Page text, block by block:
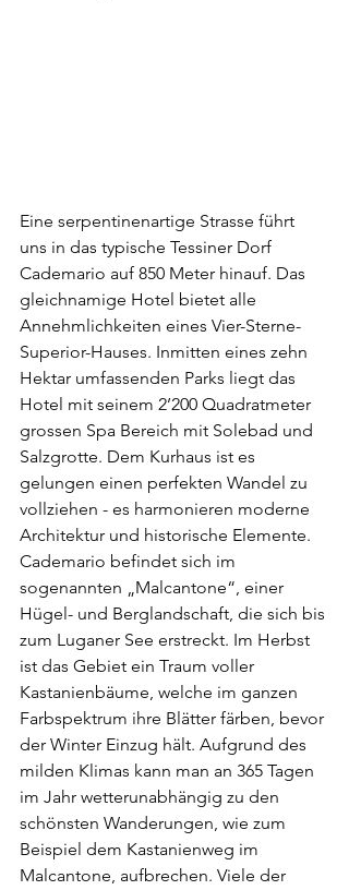
Eine serpentinenartige Strasse führt
uns in das typische Tessiner Dorf
Cademario auf 850 Meter hinauf. Das
gleichnamige Hotel bietet alle
Annehmlichkeiten eines Vier-Sterne-
Superior-Hauses. Inmitten eines zehn
Hektar umfassenden Parks liegt das
Hotel mit seinem 2’200 Quadratmeter
grossen Spa Bereich mit Solebad und
Salzgrotte. Dem Kurhaus ist es
gelungen einen perfekten Wandel zu
vollziehen - es harmonieren moderne
Architektur und historische Elemente.
Cademario befindet sich im
sogenannten „Malcantone“, einer
Hügel- und Berglandschaft, die sich bis
zum Luganer See erstreckt. Im Herbst
ist das Gebiet ein Traum voller
Kastanienbäume, welche im ganzen
Farbspektrum ihre Blätter färben, bevor
der Winter Einzug hält. Aufgrund des
milden Klimas kann man an 365 Tagen
im Jahr wetterunabhängig zu den
schönsten Wanderungen, wie zum
Beispiel dem Kastanienweg im
Malcantone, aufbrechen. Viele der